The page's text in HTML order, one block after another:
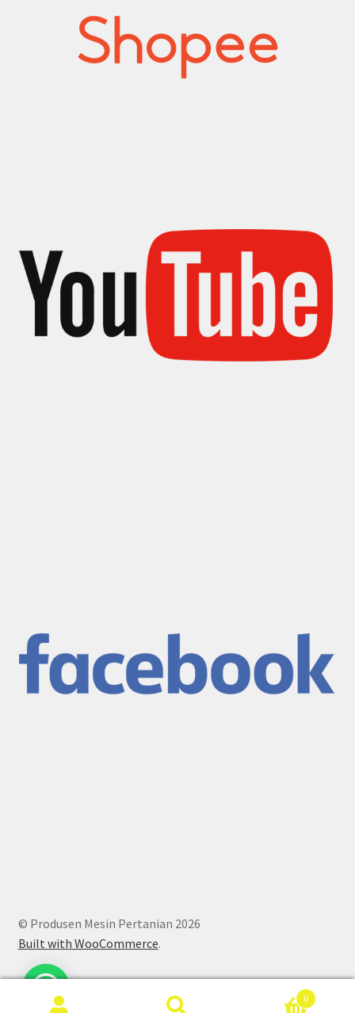
© Produsen Mesin Pertanian 2026
Built with WooCommerce.
0